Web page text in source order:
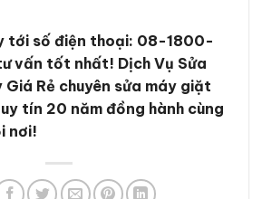
tới số điện thoại: 08-1800-
vấn tốt nhất! Dịch Vụ Sửa
Giá Rẻ chuyên sửa máy giặt
tín 20 năm đồng hành cùng
nơi!